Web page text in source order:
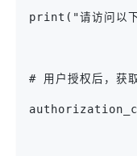
print("请访问以
# 用户授权后，获